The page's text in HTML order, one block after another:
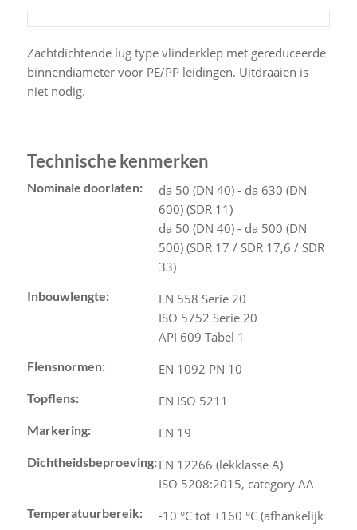
Zachtdichtende lug type vlinderklep met gereduceerde
binnendiameter voor PE/PP leidingen. Uitdraaien is
niet nodig.
Technische kenmerken
Nominale doorlaten:
da 50 (DN 40) - da 630 (DN
600) (SDR 11)
da 50 (DN 40) - da 500 (DN
500) (SDR 17 / SDR 17,6 / SDR
33)
Inbouwlengte:
EN 558 Serie 20
ISO 5752 Serie 20
API 609 Tabel 1
Flensnormen: EN 1092 PN 10
Topflens: EN ISO 5211
Markering: EN 19
Dichtheidsbeproeving:EN 12266 (lekklasse A)
ISO 5208:2015, category AA
Temperatuurbereik:
-10 °C tot +160 °C (afhankelijk